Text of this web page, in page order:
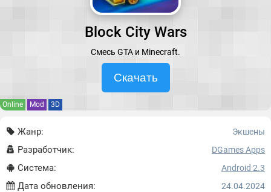
Block City Wars
Смесь GTA и Minecraft.
Скачать
Online Mod 3D
Жанр: Экшены
Разработчик: DGames Apps
Система: Android 2.3
Дата обновления: 24.04.2024